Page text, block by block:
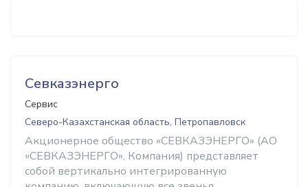
Севказэнерго
Сервис
Северо-Казахстанская область, Петропавловск
Акционерное общество «СЕВКАЗЭНЕРГО» (АО
«СЕВКАЗЭНЕРГО», Компания) представляет
собой вертикально интегрированную